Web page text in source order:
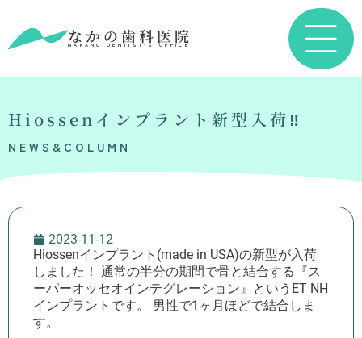
なかの歯科医院
NAKANO DENTIST’S OFFICE
Hiossenインプラント新型入荷‼️
NEWS&COLUMN
2023-11-12
Hiossenインプラント(made in USA)の新型が入荷
しました！ 通常の半分の期間で骨と結合する『ス
ーパーオッセオインテグレーション』というET NH
インプラントです。 男性で1ヶ月ほどで結合しま
す。